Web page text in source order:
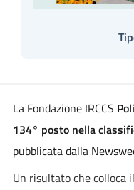
La Fondazione IRCCS
134° posto nella
pubblicata dalla
Un risultato che colloca